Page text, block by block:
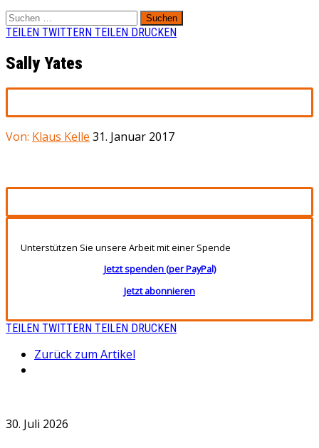
Suchen
nach:
TEILEN TWITTERN TEILEN DRUCKEN
Sally Yates
Von: Klaus Kelle 31. Januar 2017
Unterstützen Sie unsere Arbeit mit einer Spende
Jetzt spenden (per PayPal)
Jetzt abonnieren
TEILEN TWITTERN TEILEN DRUCKEN
Zurück zum Artikel
30. Juli 2026